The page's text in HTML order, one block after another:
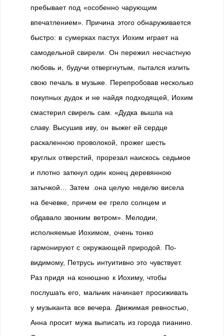
пребывает под «особенно чарующим
впечатлением». Причина этого обнаруживается
быстро: в сумерках пастух Иохим играет на
самодельной свирели. Он пережил несчастную
любовь и, будучи отвергнутым, пытался излить
свою печаль в музыке. Перепробовав несколько
покупных дудок и не найдя подходящей, Иохим
смастерил свирель сам. «Дудка вышла на
славу. Высушив иву, он выжег ей сердце
раскаленною проволокой, прожег шесть
круглых отверстий, прорезал наискось седьмое
и плотно заткнул один конец деревянною
затычкой… Затем .она целую неделю висела
на бечевке, причем ее грело солнцем и
обдавало звонким ветром». Мелодии,
исполняемые Иохимом, очень тонко
гармонируют с окружающей природой. По-
видимому, Петрусь интуитивно это чувствует.
Раз придя на конюшню к Иохиму, чтобы
послушать его, мальчик начинает просиживать
у музыканта все вечера. Движимая ревностью,
Анна просит мужа выписать из города пианино.